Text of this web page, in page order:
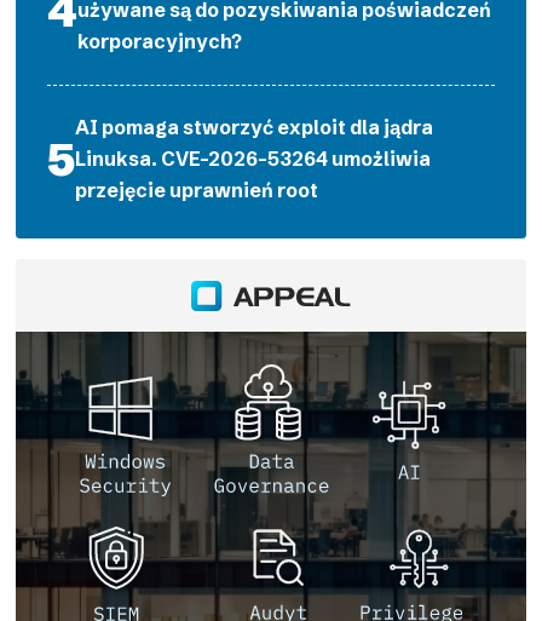
używane są do pozyskiwania poświadczeń
korporacyjnych?
AI pomaga stworzyć exploit dla jądra
Linuksa. CVE-2026-53264 umożliwia
przejęcie uprawnień root